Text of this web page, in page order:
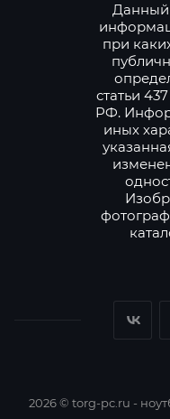
Данный
при
статьи
РФ.
иных
2026 © torg-pc.ru -